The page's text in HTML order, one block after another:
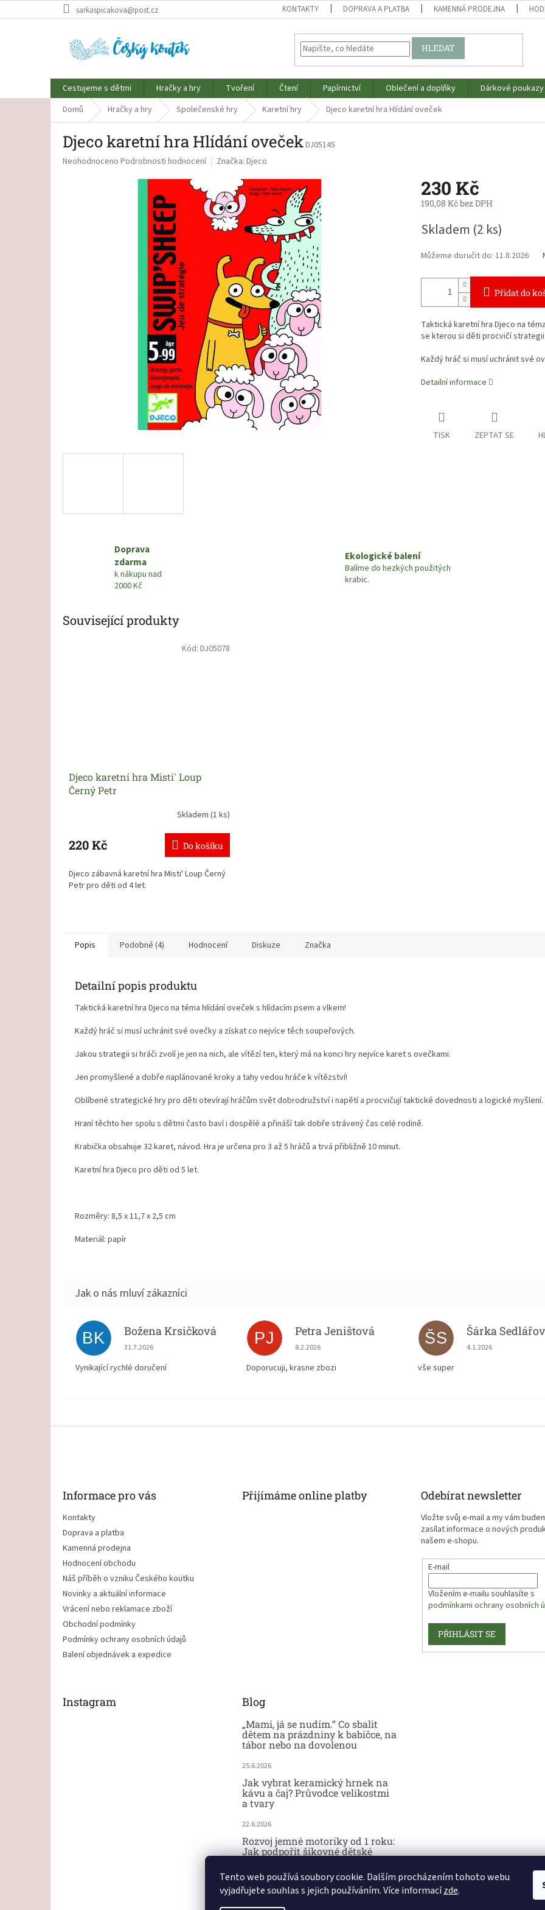
Tento web používá soubory cookie. Dalším procházením tohoto webu
vyjadřujete souhlas s jejich používáním. Více informacízde.
na
sarkaspicakova@post.cz KONTAKTY DOPRAVA A PLATBA KAMENNÁ PRODEJNA
HLEDAT
Cestujeme s dětmi Hračky a hry Tvoření Čtení Papírnictví Oblečení a doplňky Dárkové poukazy
Domů
Hračky a hry Společenské hry Karetní hry Djeco karetní hra Hlídání oveček
Djeco karetní hra Hlídání ovečekDJ05145
Průměrné
Neohodnoceno Podrobnosti hodnocení Značka: Djeco
230 Kč
190,08 Kč bez DPH
cena:
Skladem (2 ks)
Můžeme doručit do: 11.8.2026
Přidat do
Taktická karetní hra Djeco na
se kterou si děti procvičí
Každý hráč si musí uchránit své
Detailní informace
TISK ZEPTAT SE
Doprava
zdarma
k nákupu nad
2000 Kč
Ekologické balení
Balíme do hezkých použitých
krabic.
Související produkty
Djeco karetní hra Misti' Loup
Černý Petr
Skladem (1 ks)
220 Kč Do košíku
Djeco zábavná karetní hra Misti' Loup Černý
Petr pro děti od 4 let.
Kód: DJ05078
Popis Podobné (4) Hodnocení Diskuze Značka
Detailní popis produktu
Taktická karetní hra Djeco na téma hlídání oveček s hlídacím psem a vlkem!
Každý hráč si musí uchránit své ovečky a získat co nejvíce těch soupeřových.
Jakou strategii si hráči zvolí je jen na nich, ale vítězí ten, který má na konci hry nejvíce karet s ovečkami.
Jen promyšlené a dobře naplánované kroky a tahy vedou hráče k vítězství!
Oblíbené strategické hry pro děti otevírají hráčům svět dobrodružství i napětí a procvičují taktické dovednosti a logické myšlení.
Hraní těchto her spolu s dětmi často baví i dospělé a přináší tak dobře strávený čas celé rodině.
Krabička obsahuje 32 karet, návod. Hra je určena pro 3 až 5 hráčů a trvá přibližně 10 minut.
Karetní hra Djeco pro děti od 5 let.
Rozměry: 8,5 x 11,7 x 2,5 cm
Materiál: papír
BK Božena Krsičková
Hodnocení obchodu je 5 z 5 hvězdiček.
31.7.2026
Vynikající rychlé doručení
PJ Petra Jeništová
Hodnocení obchodu je 5 z 5 hvězdiček.
8.2.2026
Doporucuji, krasne zbozi
ŠS Šárka
Hodnocení obchodu
4.1.2026
vše super
Informace pro vás
Kontakty
Doprava a platba
Kamenná prodejna
Hodnocení obchodu
Náš příběh o vzniku Českého koutku
Novinky a aktuální informace
Vrácení nebo reklamace zboží
Obchodní podmínky
Podmínky ochrany osobních údajů
Balení objednávek a expedice
Přijímáme online platby Odebírat newsletter
Vložte svůj e-mail a my vám
zasílat informace o nových
našem e-shopu.
E-mail
Vložením e-mailu souhlasíte s
podmínkami ochrany osobních
PŘIHLÁSIT SE
Instagram Blog
„Mami, já se nudím.“ Co sbalit
dětem na prázdniny k babičce, na
tábor nebo na dovolenou
25.6.2026
Jak vybrat keramický hrnek na
kávu a čaj? Průvodce velikostmi
a tvary
22.6.2026
Rozvoj jemné motoriky od 1 roku:
Jak podpořit šikovné dětské
18.6.2026